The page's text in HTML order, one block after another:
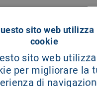
sito web utilizza
cookie
sito web
per migliorare la
di